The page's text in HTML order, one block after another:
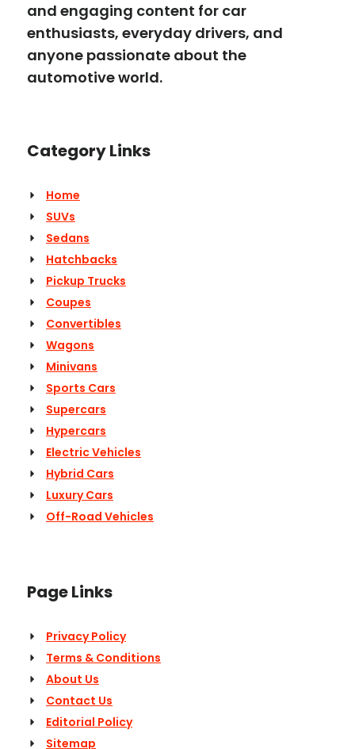
and engaging content for car
enthusiasts, everyday drivers, and
anyone passionate about the
automotive world.
Category Links
Home
SUVs
Sedans
Hatchbacks
Pickup Trucks
Coupes
Convertibles
Wagons
Minivans
Sports Cars
Supercars
Hypercars
Electric Vehicles
Hybrid Cars
Luxury Cars
Off-Road Vehicles
Page Links
Privacy Policy
Terms & Conditions
About Us
Contact Us
Editorial Policy
Sitemap